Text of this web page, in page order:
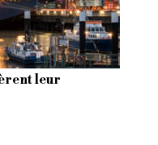
leur